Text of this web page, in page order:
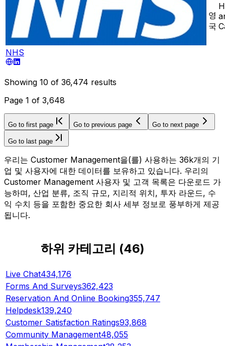
NHS
영
국
Showing 10 of 36,474 results
Page 1 of 3,648
Go to first page Go to previous page Go to next page
Go to last page
우리는 Customer Management을(를) 사용하는 36k개의 기
업 및 사용자에 대한 데이터를 보유하고 있습니다. 우리의
Customer Management 사용자 및 고객 목록은 다운로드 가
능하며, 산업 분류, 조직 규모, 지리적 위치, 투자 라운드, 수
익 수치 등을 포함한 중요한 회사 세부 정보로 풍부하게 제공
됩니다.
하위 카테고리 (46)
Live Chat434,176
Forms And Surveys362,423
Reservation And Online Booking355,747
Helpdesk139,240
Customer Satisfaction Ratings93,868
Community Management48,055